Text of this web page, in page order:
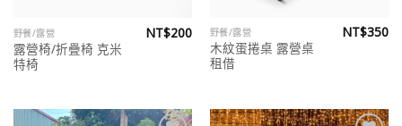
野餐/露營
露營椅/折疊椅 克米
特椅
NT$200 野餐/露營
木紋蛋捲桌 露營桌
租借
NT$350